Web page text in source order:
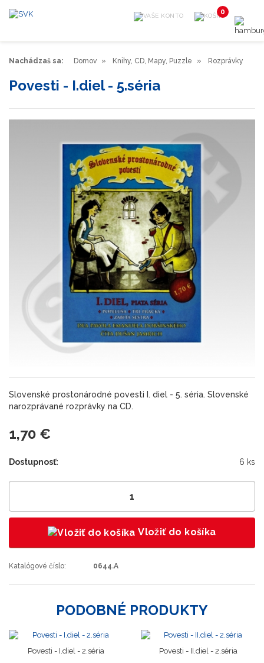
Nachádzaš sa: Domov Knihy, CD, Mapy, Puzzle Rozprávky
Povesti - I.diel - 5.séria
Slovenské prostonárodné povesti I. diel - 5. séria. Slovenské
narozprávané rozprávky na CD.
1,70 €
Dostupnosť: 6 ks
Vložiť do košíka
Katalógové číslo: 0644.A
PODOBNÉ PRODUKTY
Povesti - I.diel - 2.séria Povesti - II.diel - 2.séria
0